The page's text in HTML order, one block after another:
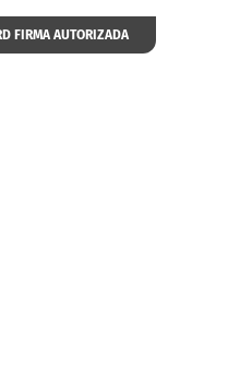
FIRMA AUTORIZADA